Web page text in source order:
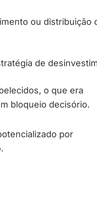
ou distribuição
de
o que era
bloqueio decisório.
por